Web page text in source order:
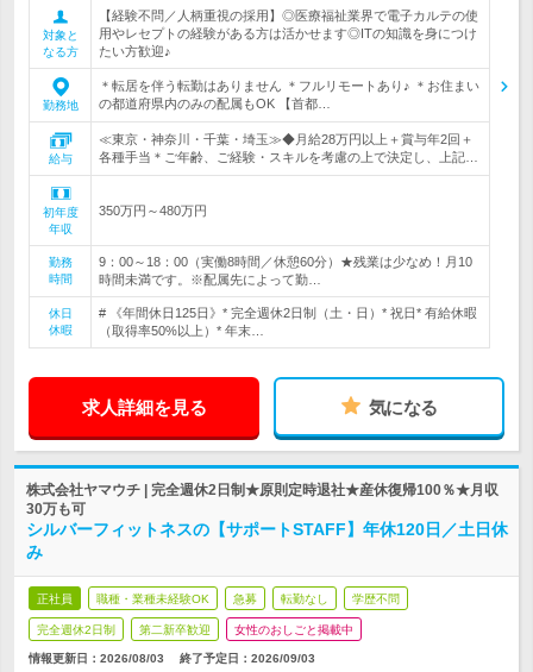
対象と
なる方
【経験不問／人柄重視の採用】◎医療福祉業界で電子カルテの使
用やレセプトの経験がある方は活かせます◎ITの知識を身につけ
たい方歓迎♪
勤務地
＊転居を伴う転勤はありません ＊フルリモートあり♪ ＊お住まい
の都道府県内のみの配属もOK 【首都…
給与
≪東京・神奈川・千葉・埼玉≫◆月給28万円以上＋賞与年2回＋
各種手当＊ご年齢、ご経験・スキルを考慮の上で決定し、上記…
初年度
年収
350万円～480万円
勤務
時間
9：00～18：00（実働8時間／休憩60分）★残業は少なめ！月10
時間未満です。※配属先によって勤…
休日
休暇
# 《年間休日125日》* 完全週休2日制（土・日）* 祝日* 有給休暇
（取得率50%以上）* 年末…
求人詳細を見る 気になる
株式会社ヤマウチ | 完全週休2日制★原則定時退社★産休復帰100％★月収
30万も可
シルバーフィットネスの【サポートSTAFF】年休120日／土日休
み
正社員 職種・業種未経験OK 急募 転勤なし 学歴不問
完全週休2日制 第二新卒歓迎 女性のおしごと掲載中
情報更新日：2026/08/03 終了予定日： 2026/09/03